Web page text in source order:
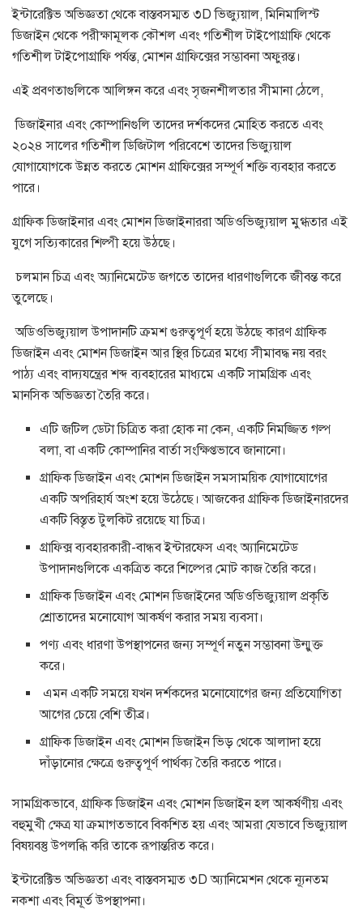
ইন্টারেক্টিভ অভিজ্ঞতা থেকে বাস্তবসম্মত ৩D ভিজ্যুয়াল, মিনিমালিস্ট
ডিজাইন থেকে পরীক্ষামূলক কৌশল এবং গতিশীল টাইপোগ্রাফি থেকে
গতিশীল টাইপোগ্রাফি পর্যন্ত, মোশন গ্রাফিক্সের সম্ভাবনা অফুরন্ত।
এই প্রবণতাগুলিকে আলিঙ্গন করে এবং সৃজনশীলতার সীমানা ঠেলে,
ডিজাইনার এবং কোম্পানিগুলি তাদের দর্শকদের মোহিত করতে এবং
২০২৪ সালের গতিশীল ডিজিটাল পরিবেশে তাদের ভিজ্যুয়াল
যোগাযোগকে উন্নত করতে মোশন গ্রাফিক্সের সম্পূর্ণ শক্তি ব্যবহার করতে
পারে।
গ্রাফিক ডিজাইনার এবং মোশন ডিজাইনাররা অডিওভিজ্যুয়াল মুগ্ধতার এই
যুগে সত্যিকারের শিল্পী হয়ে উঠছে।
চলমান চিত্র এবং অ্যানিমেটেড জগতে তাদের ধারণাগুলিকে জীবন্ত করে
তুলেছে।
অডিওভিজ্যুয়াল উপাদানটি ক্রমশ গুরুত্বপূর্ণ হয়ে উঠছে কারণ গ্রাফিক
ডিজাইন এবং মোশন ডিজাইন আর স্থির চিত্রের মধ্যে সীমাবদ্ধ নয় বরং
পাঠ্য এবং বাদ্যযন্ত্রের শব্দ ব্যবহারের মাধ্যমে একটি সামগ্রিক এবং
মানসিক অভিজ্ঞতা তৈরি করে।
এটি জটিল ডেটা চিত্রিত করা হোক না কেন, একটি নিমজ্জিত গল্প
বলা, বা একটি কোম্পানির বার্তা সংক্ষিপ্তভাবে জানানো।
গ্রাফিক ডিজাইন এবং মোশন ডিজাইন সমসাময়িক যোগাযোগের
একটি অপরিহার্য অংশ হয়ে উঠেছে। আজকের গ্রাফিক ডিজাইনারদের
একটি বিস্তৃত টুলকিট রয়েছে যা চিত্র।
গ্রাফিক্স ব্যবহারকারী-বান্ধব ইন্টারফেস এবং অ্যানিমেটেড
উপাদানগুলিকে একত্রিত করে শিল্পের মোট কাজ তৈরি করে।
গ্রাফিক ডিজাইন এবং মোশন ডিজাইনের অডিওভিজ্যুয়াল প্রকৃতি
শ্রোতাদের মনোযোগ আকর্ষণ করার সময় ব্যবসা।
পণ্য এবং ধারণা উপস্থাপনের জন্য সম্পূর্ণ নতুন সম্ভাবনা উন্মুক্ত
করে।
এমন একটি সময়ে যখন দর্শকদের মনোযোগের জন্য প্রতিযোগিতা
আগের চেয়ে বেশি তীব্র।
গ্রাফিক ডিজাইন এবং মোশন ডিজাইন ভিড় থেকে আলাদা হয়ে
দাঁড়ানোর ক্ষেত্রে গুরুত্বপূর্ণ পার্থক্য তৈরি করতে পারে।
সামগ্রিকভাবে, গ্রাফিক ডিজাইন এবং মোশন ডিজাইন হল আকর্ষণীয় এবং
বহুমুখী ক্ষেত্র যা ক্রমাগতভাবে বিকশিত হয় এবং আমরা যেভাবে ভিজ্যুয়াল
বিষয়বস্তু উপলব্ধি করি তাকে রূপান্তরিত করে।
ইন্টারেক্টিভ অভিজ্ঞতা এবং বাস্তবসম্মত ৩D অ্যানিমেশন থেকে ন্যূনতম
নকশা এবং বিমূর্ত উপস্থাপনা।